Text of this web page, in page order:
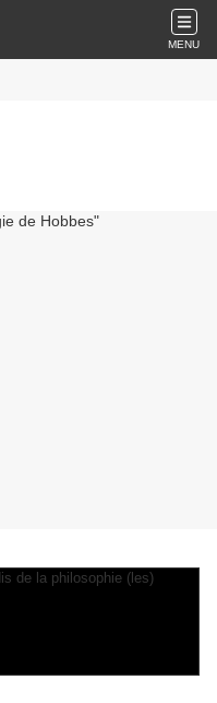
MENU